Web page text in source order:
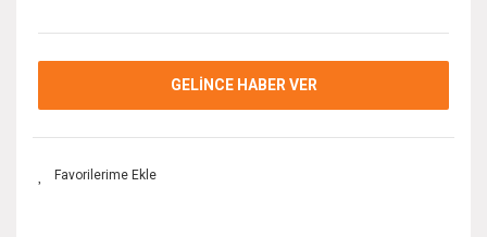
GELİNCE HABER VER